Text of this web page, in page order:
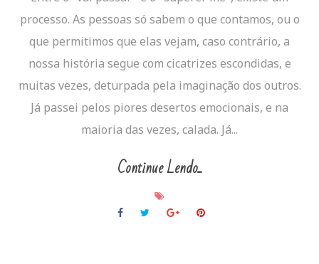
processo. As pessoas só sabem o que contamos, ou o
que permitimos que elas vejam, caso contrário, a
nossa história segue com cicatrizes escondidas, e
muitas vezes, deturpada pela imaginação dos outros.
Já passei pelos piores desertos emocionais, e na
maioria das vezes, calada. Já...
Continue Lendo...